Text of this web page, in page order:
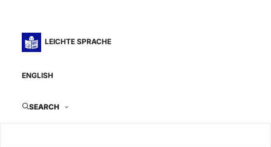
LEICHTE SPRACHE
ENGLISH
SEARCH